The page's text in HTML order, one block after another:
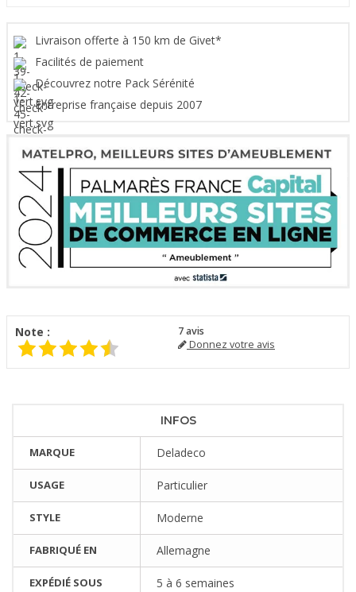
Livraison offerte à 150 km de Givet*
Facilités de paiement
Découvrez notre Pack Sérénité
Entreprise française depuis 2007
Note : 7avis
Donnez votre avis
INFOS
MARQUE Deladeco
USAGE Particulier
STYLE Moderne
FABRIQUÉ EN Allemagne
EXPÉDIÉ SOUS 5 à 6 semaines